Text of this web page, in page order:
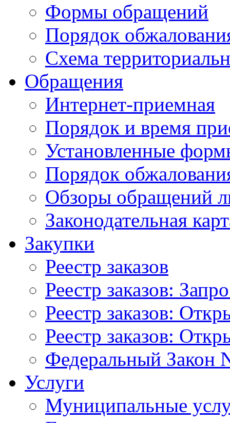
Формы обращений
Порядок
Схема
Обращения
Интернет-приемная
Порядок и время
Установленные
Порядок
Обзоры обращений
Законодательная
Закупки
Реестр заказов
Реестр заказов:
Реестр заказов:
Реестр заказов:
Федеральный Закон
Услуги
Муниципальные